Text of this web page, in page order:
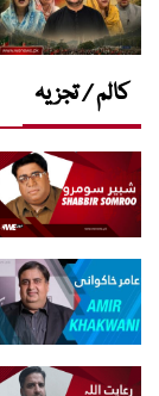
کالم / تجزیہ